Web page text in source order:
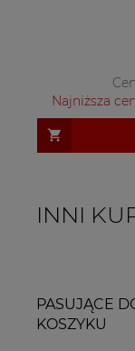
Najniższa
INNI
PASUJĄCE
KOSZYKU